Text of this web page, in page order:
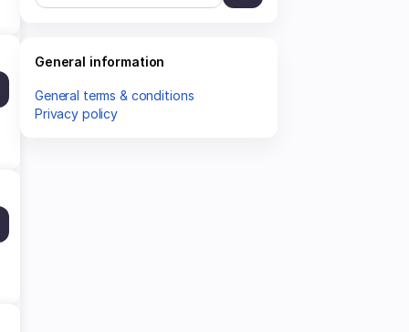
General information
General terms & conditions
Privacy policy